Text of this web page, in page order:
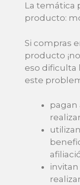
La temática
producto:
Si compras
producto
eso dificulta
este
pagan